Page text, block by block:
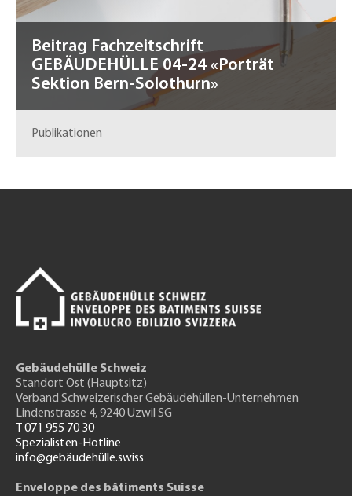
Beitrag Fachzeitschrift
GEBÄUDEHÜLLE 04-24 «Porträt
Sektion Bern-Solothurn»
Publikationen
Gebäudehülle Schweiz
Standort Ost (Hauptsitz)
Verband Schweizerischer Gebäudehüllen-Unternehmen
Lindenstrasse 4, 9240 Uzwil SG
T 071 955 70 30
Spezialisten-Hotline
info@gebäudehülle.swiss
Enveloppe des bâtiments Suisse